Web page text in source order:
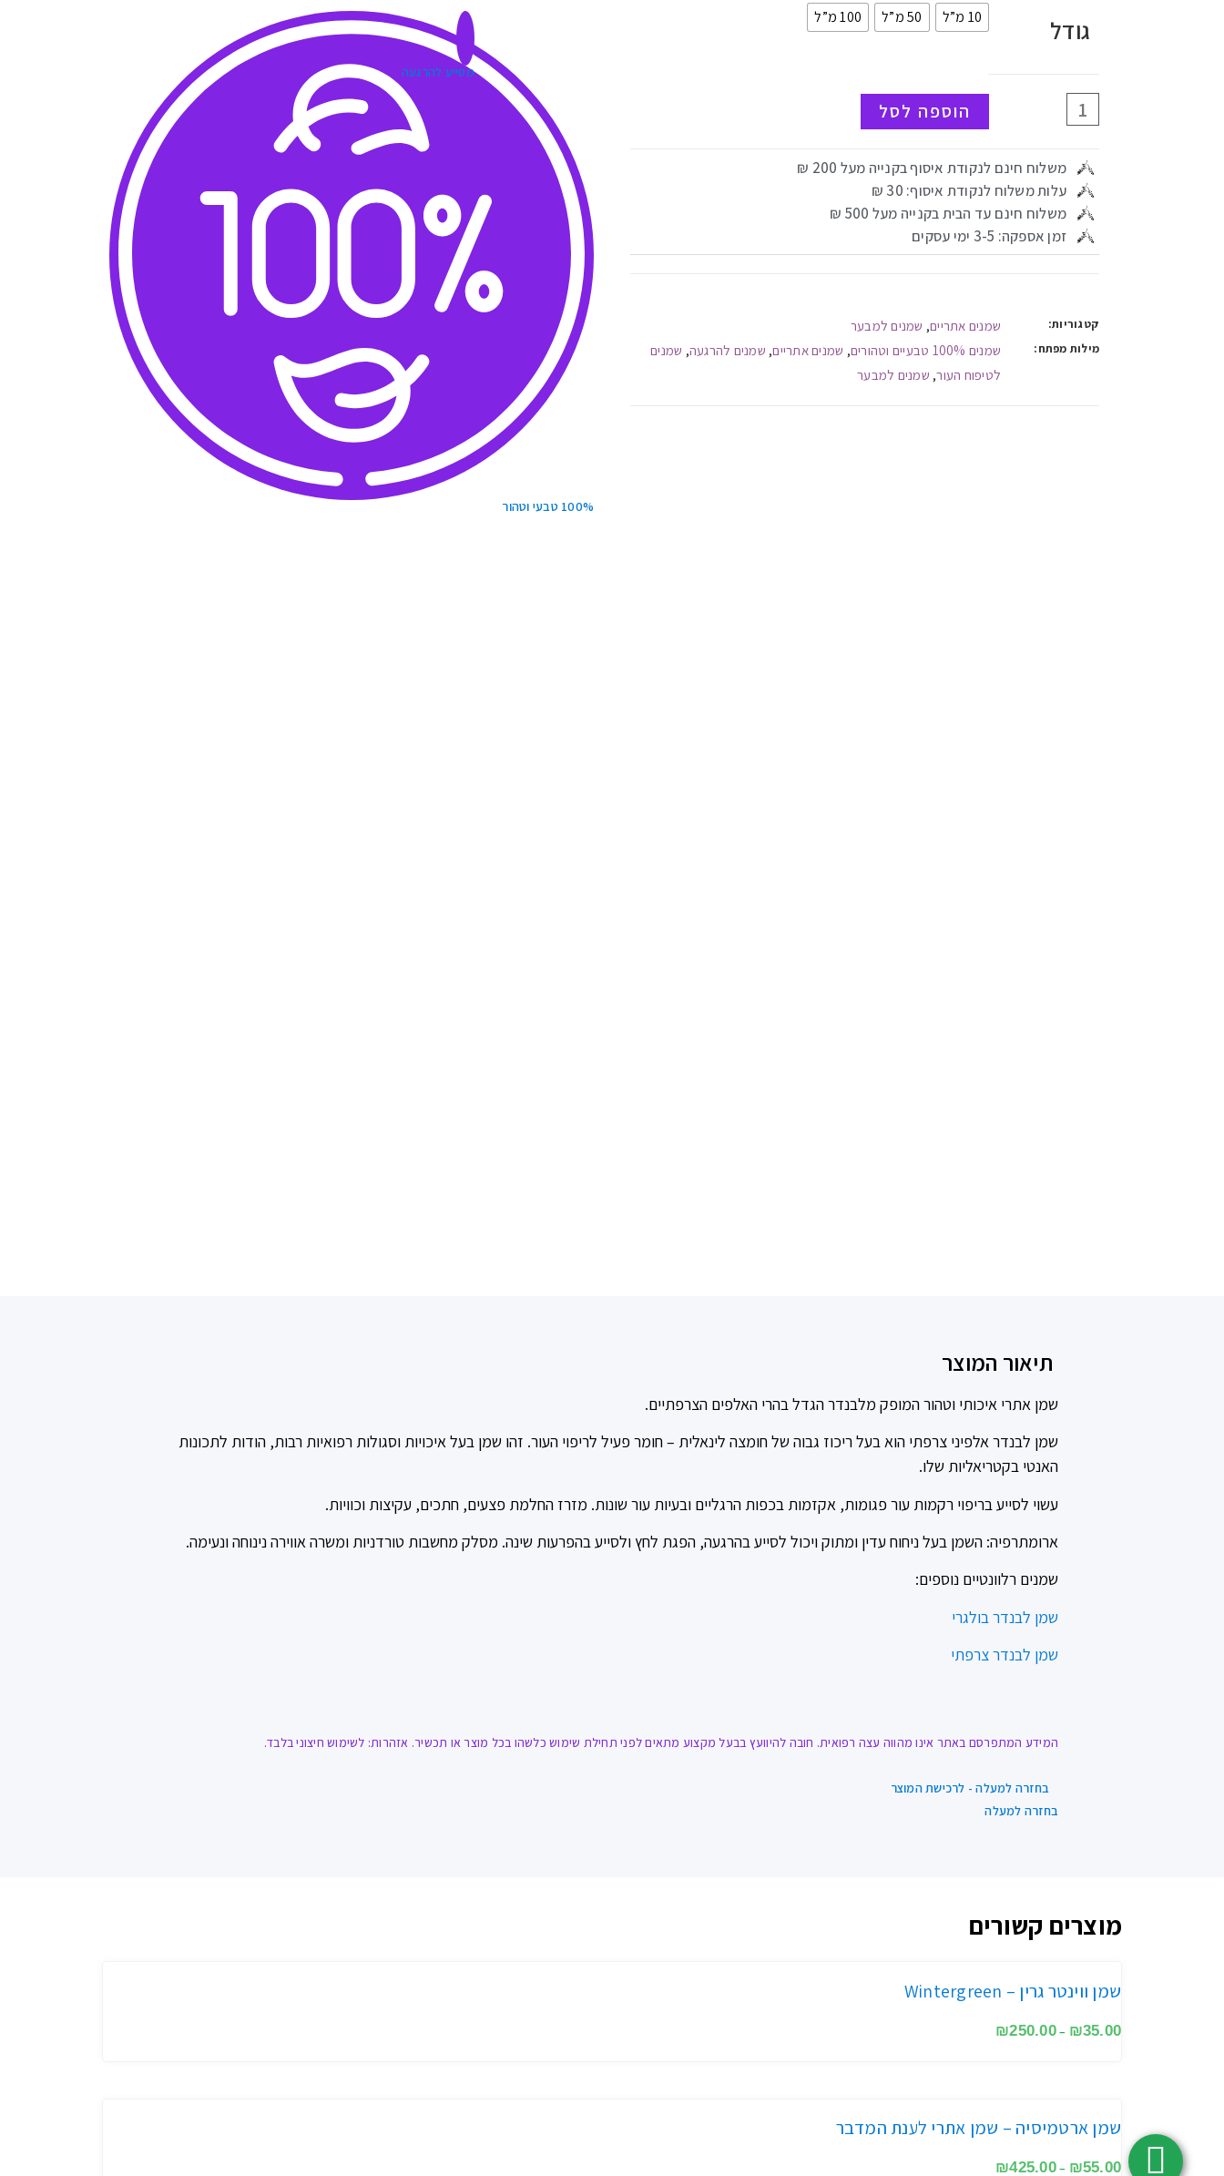
גודל 10 מ”ל 50 מ”ל 100 מ”ל
הוספה לסל
משלוח חינם לנקודת איסוף בקנייה מעל 200 ₪
עלות משלוח לנקודת איסוף: 30 ₪
משלוח חינם עד הבית בקנייה מעל 500 ₪
זמן אספקה: 3-5 ימי עסקים
קטגוריות: שמנים אתריים, שמנים למבער
מילות מפתח: שמנים 100% טבעיים וטהורים , שמנים אתריים, שמנים להרגעה, שמנים
לטיפוח העור, שמנים למבער
100% טבעי וטהור
מסייע להרגעה
תיאור המוצר
שמן אתרי איכותי וטהור המופק מלבנדר הגדל בהרי האלפים הצרפתיים.
שמן לבנדר אלפיני צרפתי הוא בעל ריכוז גבוה של חומצה לינאלית – חומר פעיל לריפוי העור. זהו שמן בעל איכויות וסגולות רפואיות רבות, הודות לתכונות
האנטי בקטריאליות שלו.
עשוי לסייע בריפוי רקמות עור פגומות, אקזמות בכפות הרגליים ובעיות עור שונות. מזרז החלמת פצעים, חתכים, עקיצות וכוויות.
ארומתרפיה: השמן בעל ניחוח עדין ומתוק ויכול לסייע בהרגעה, הפגת לחץ ולסייע בהפרעות שינה. מסלק מחשבות טורדניות ומשרה אווירה נינוחה ונעימה.
שמנים רלוונטיים נוספים:
שמן לבנדר בולגרי
שמן לבנדר צרפתי
המידע המתפרסם באתר אינו מהווה עצה רפואית. חובה להיוועץ בבעל מקצוע מתאים לפני תחילת שימוש כלשהו בכל מוצר או תכשיר. אזהרות: לשימוש חיצוני בלבד.
בחזרה למעלה - לרכישת המוצר
בחזרה למעלה
מוצרים קשורים
שמן ווינטר גרין – Wintergreen
₪35.00
–
₪250.00
שמן ארטמיסיה – שמן אתרי לענת המדבר
₪55.00
–
₪425.00